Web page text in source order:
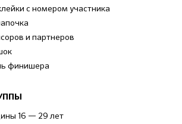
с номером участника
и партнеров
финишера
16 — 29 лет